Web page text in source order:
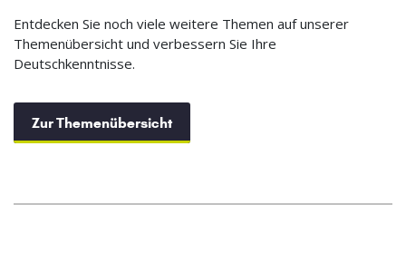
Entdecken Sie noch viele weitere Themen auf unserer
Themenübersicht und verbessern Sie Ihre
Deutschkenntnisse.
Zur Themenübersicht